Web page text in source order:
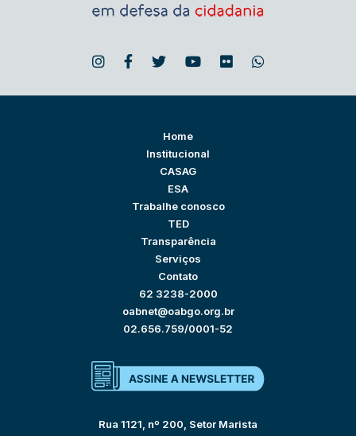
Home
Institucional
CASAG
ESA
Trabalhe conosco
TED
Transparência
Serviços
Contato
62 3238-2000
oabnet@oabgo.org.br
02.656.759/0001-52
Rua 1121, nº 200, Setor Marista